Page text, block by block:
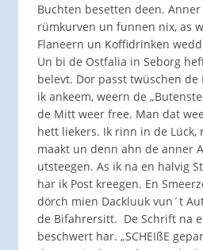
Buchten besetten deen.
rümkurven un funnen nix, as
Flaneern un Koffidrinken
Un bi de Ostfalia in Seborg
belevt. Dor passt twüschen de
ik ankeem, weern de
de Mitt weer free. Man dat
hett liekers. Ik rinn in de Lück,
maakt un denn ahn de anner
utsteegen. As ik na en halvig
har ik Post kreegen. En
dörch mien Dackluuk vun´t
de Bifahrersitt. De Schrift na
beschwert har. „SCHEIßE